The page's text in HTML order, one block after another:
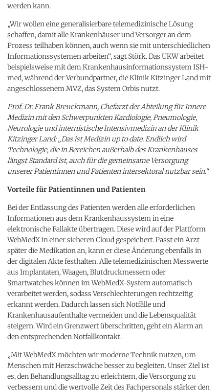
werden kann.
„Wir wollen eine generalisierbare telemedizinische Lösung
schaffen, damit alle Krankenhäuser und Versorger an dem
Prozess teilhaben können, auch wenn sie mit unterschiedlichen
Informationssystemen arbeiten“, sagt Störk. Das UKW arbeitet
beispielsweise mit dem Krankenhausinformationssystem ISH-
med, während der Verbundpartner, die Klinik Kitzinger Land mit
angeschlossenem MVZ, das System Orbis nutzt.
Prof. Dr. Frank Breuckmann, Chefarzt der Abteilung für Innere
Medizin mit den Schwerpunkten Kardiologie, Pneumologie,
Neurologie und internistische Intensivmedizin an der Klinik
Kitzinger Land: „Das ist Medizin up to date. Endlich wird
Technologie, die in Bereichen außerhalb des Krankenhauses
längst Standard ist, auch für die gemeinsame Versorgung
unserer Patientinnen und Patienten intersektoral nutzbar sein.“
Vorteile für Patientinnen und Patienten
Bei der Entlassung des Patienten werden alle erforderlichen
Informationen aus dem Krankenhaussystem in eine
elektronische Fallakte übertragen. Diese wird auf der Plattform
WebMedX in einer sicheren Cloud gespeichert. Passt ein Arzt
später die Medikation an, kann er diese Änderung ebenfalls in
der digitalen Akte festhalten. Alle telemedizinischen Messwerte
aus Implantaten, Waagen, Blutdruckmessern oder
Smartwatches können im WebMedX-System automatisch
verarbeitet werden, sodass Verschlechterungen rechtzeitig
erkannt werden. Dadurch lassen sich Notfälle und
Krankenhausaufenthalte vermeiden und die Lebensqualität
steigern. Wird ein Grenzwert überschritten, geht ein Alarm an
den entsprechenden Notfallkontakt.
„Mit WebMedX möchten wir moderne Technik nutzen, um
Menschen mit Herzschwäche besser zu begleiten. Unser Ziel ist
es, den Behandlungsalltag zu erleichtern, die Versorgung zu
verbessern und die wertvolle Zeit des Fachpersonals stärker den